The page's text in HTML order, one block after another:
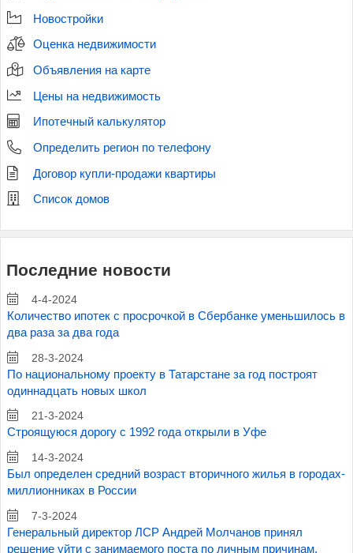
Новостройки
Оценка недвижимости
Объявления на карте
Цены на недвижимость
Ипотечный калькулятор
Определить регион по телефону
Договор купли-продажи квартиры
Список домов
Последние новости
4-4-2024
Количество ипотек с просрочкой в Сбербанке уменьшилось в
два раза за два года
28-3-2024
По национальному проекту в Татарстане за год построят
одиннадцать новых школ
21-3-2024
Строящуюся дорогу с 1992 года открыли в Уфе
14-3-2024
Был определен средний возраст вторичного жилья в городах-
миллионниках в России
7-3-2024
Генеральный директор ЛСР Андрей Молчанов принял
решение уйти с занимаемого поста по личным причинам.